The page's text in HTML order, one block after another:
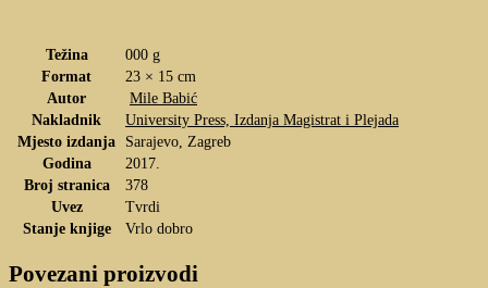
Težina
000 g
Format
23 × 15 cm
Autor
Mile Babić
Nakladnik
University Press, Izdanja Magistrat i Plejada
Mjesto izdanja
Sarajevo, Zagreb
Godina
2017.
Broj stranica
378
Uvez
Tvrdi
Stanje knjige
Vrlo dobro
Povezani proizvodi